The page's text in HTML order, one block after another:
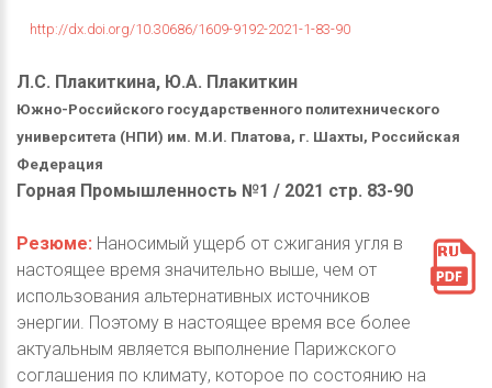
http://dx.doi.org/10.30686/1609-9192-2021-1-83-90
Л.С. Плакиткина, Ю.А. Плакиткин
Южно-Российского государственного политехнического
университета (НПИ) им. М.И. Платова, г. Шахты, Российская
Федерация
Горная Промышленность №1 / 2021 стр. 83-90
Резюме: Наносимый ущерб от сжигания угля в
настоящее время значительно выше, чем от
использования альтернативных источников
энергии. Поэтому в настоящее время все более
актуальным является выполнение Парижского
соглашения по климату, которое по состоянию на